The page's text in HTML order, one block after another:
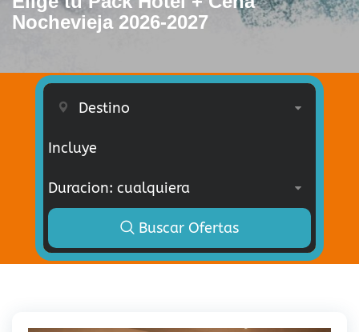
Nochevieja 2026-2027
Incluye
Buscar Ofertas